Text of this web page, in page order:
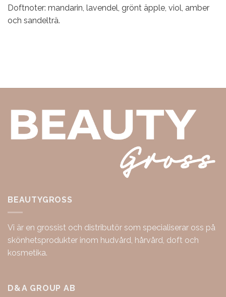
Doftnoter: mandarin, lavendel, grönt äpple, viol, amber
och sandelträ.
BEAUTYGROSS
Vi är en grossist och distributör som specialiserar oss på
skönhetsprodukter inom hudvård, hårvård, doft och
kosmetika.
D&A GROUP AB